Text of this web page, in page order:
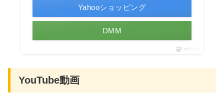
Yahooショッピング
DMM
ポチップ
YouTube動画